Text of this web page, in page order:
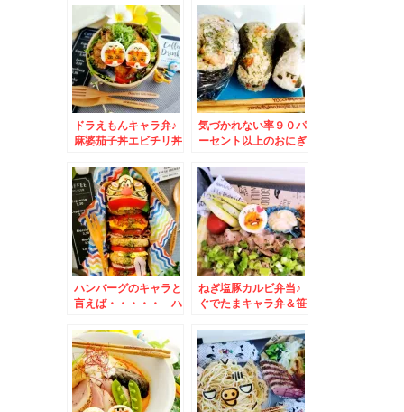
ドラえもんキャラ弁♪
麻婆茄子丼エビチリ丼
♪
気づかれない率９０パ
ーセント以上のおにぎ
#SASARU
ハンバーグのキャラと
言えば・・・・・ ハ
ねぎ塩豚カルビ弁当♪
ぐでたまキャラ弁＆笹